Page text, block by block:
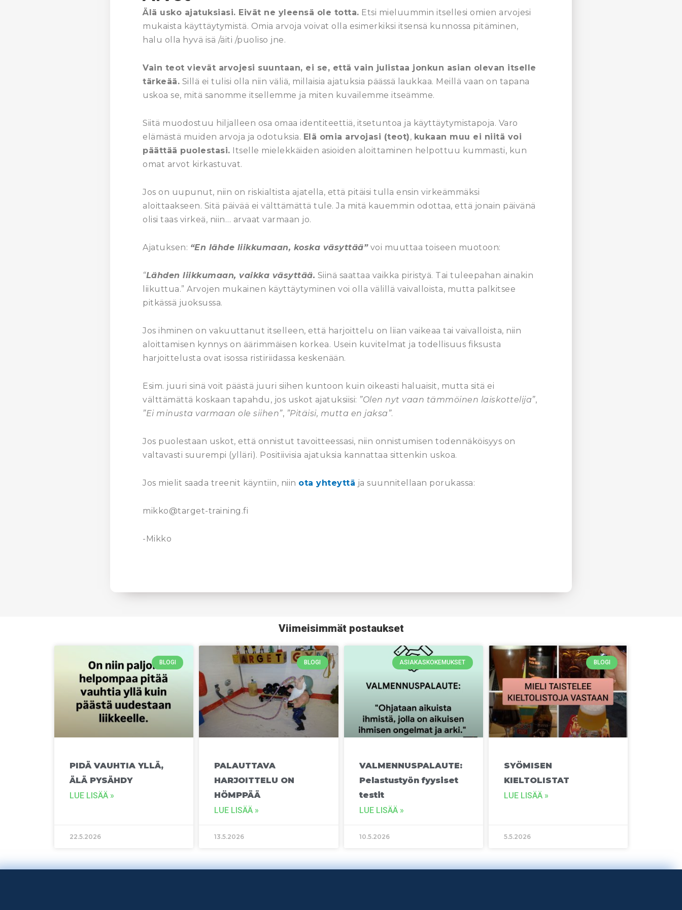
Älä usko ajatuksiasi. Eivät ne yleensä ole totta. Etsi mieluummin itsellesi omien arvojesi
mukaista käyttäytymistä. Omia arvoja voivat olla esimerkiksi itsensä kunnossa pitäminen,
halu olla hyvä isä /äiti /puoliso jne.
Vain teot vievät arvojesi suuntaan, ei se, että vain julistaa jonkun asian olevan itselle
tärkeää. Sillä ei tulisi olla niin väliä, millaisia ajatuksia päässä laukkaa. Meillä vaan on tapana
uskoa se, mitä sanomme itsellemme ja miten kuvailemme itseämme.
Siitä muodostuu hiljalleen osa omaa identiteettiä, itsetuntoa ja käyttäytymistapoja. Varo
elämästä muiden arvoja ja odotuksia. Elä omia arvojasi (teot), kukaan muu ei niitä voi
päättää puolestasi. Itselle mielekkäiden asioiden aloittaminen helpottuu kummasti, kun
omat arvot kirkastuvat.
Jos on uupunut, niin on riskialtista ajatella, että pitäisi tulla ensin virkeämmäksi
aloittaakseen. Sitä päivää ei välttämättä tule. Ja mitä kauemmin odottaa, että jonain päivänä
olisi taas virkeä, niin… arvaat varmaan jo.
Ajatuksen: “En lähde liikkumaan, koska väsyttää”voi muuttaa toiseen muotoon:
“Lähden liikkumaan, vaikka väsyttää. Siinä saattaa vaikka piristyä. Tai tuleepahan ainakin
liikuttua.” Arvojen mukainen käyttäytyminen voi olla välillä vaivalloista, mutta palkitsee
pitkässä juoksussa.
Jos ihminen on vakuuttanut itselleen, että harjoittelu on liian vaikeaa tai vaivalloista, niin
aloittamisen kynnys on äärimmäisen korkea. Usein kuvitelmat ja todellisuus fiksusta
harjoittelusta ovat isossa ristiriidassa keskenään.
Esim. juuri sinä voit päästä juuri siihen kuntoon kuin oikeasti haluaisit, mutta sitä ei
välttämättä koskaan tapahdu, jos uskot ajatuksiisi: ”Olen nyt vaan tämmöinen laiskottelija”,
”Ei minusta varmaan ole siihen”, ”Pitäisi, mutta en jaksa”.
Jos puolestaan uskot, että onnistut tavoitteessasi, niin onnistumisen todennäköisyys on
valtavasti suurempi (ylläri). Positiivisia ajatuksia kannattaa sittenkin uskoa.
Jos mielit saada treenit käyntiin, niin ota yhteyttä ja suunnitellaan porukassa:
mikko@target-training.fi
-Mikko
Viimeisimmät postaukset
BLOGI
PIDÄ VAUHTIA YLLÄ,
ÄLÄ PYSÄHDY
LUE LISÄÄ »
22.5.2026
BLOGI
PALAUTTAVA
HARJOITTELU ON
HÖMPPÄÄ
LUE LISÄÄ »
13.5.2026
ASIAKASKOKEMUKSET
VALMENNUSPALAUTE:
Pelastustyön fyysiset
testit
LUE LISÄÄ »
10.5.2026
BLOGI
SYÖMISEN
KIELTOLISTAT
LUE LISÄÄ »
5.5.2026